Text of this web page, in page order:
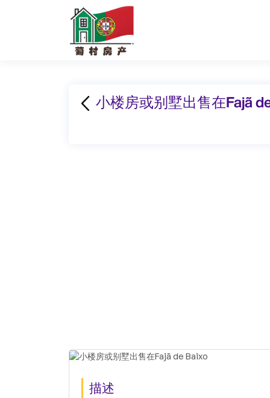
小楼房或别墅出售在Fajã
描述